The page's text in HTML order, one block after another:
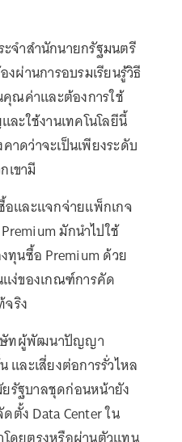
จำสำนักนายกรัฐมนตรี
ผ่านการอบรมเรียนรู้วิธี
คุณค่าและต้องการใช้
ะใช้งานเทคโนโลยีนี้
ดว่าจะเป็นเพียงระดับ
ขามี
และแจกจ่ายแพ็กเกจ
มักนำไปใช้
ทุนซื้อ Premium ด้วย
แง่ของเกณฑ์การคัด
จริง
ริษัทผู้พัฒนาปัญญา
ละเสี่ยงต่อการรั่วไหล
รัฐบาลชุดก่อนหน้ายัง
ตั้ง Data Center ใน